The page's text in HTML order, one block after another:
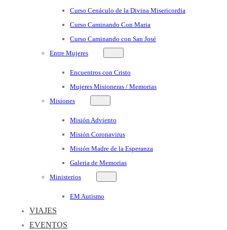
Curso Cenáculo de la Divina Misericordia
Curso Caminando Con Maria
Curso Caminando con San José
Entre Mujeres
Encuentros con Cristo
Mujeres Misioneras / Memorias
Misiones
Misión Adviento
Misión Coronavirus
Misión Madre de la Esperanza
Galeria de Memorias
Ministerios
EM Autismo
VIAJES
EVENTOS